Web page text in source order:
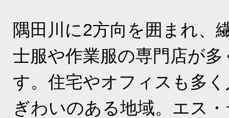
隅田川に2方向を囲まれ、
士服や作業服の専門店が
す。住宅やオフィスも多
ぎわいのある地域。エス